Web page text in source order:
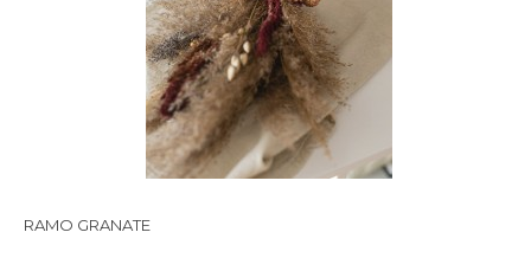
Precioso ramo de fores preservadas en tonos granates.
RAMO GRANATE